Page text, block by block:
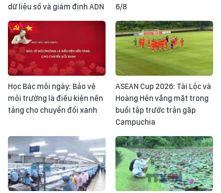
dữ liệu số và giám định ADN
6/8
Học Bác mỗi ngày: Bảo vệ
môi trường là điều kiện nền
tảng cho chuyển đổi xanh
ASEAN Cup 2026: Tài Lộc và
Hoàng Hên vắng mặt trong
buổi tập trước trận gặp
Campuchia